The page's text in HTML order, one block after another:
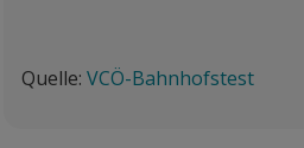
Quelle: VCÖ-Bahnhofstest